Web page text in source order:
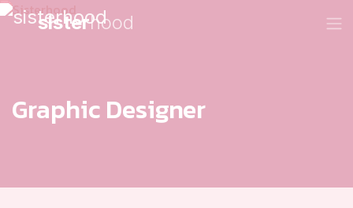
sisterhood
Graphic Designer